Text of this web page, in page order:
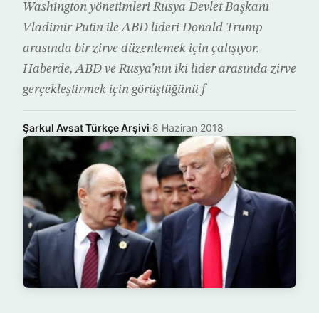
Washington yönetimleri Rusya Devlet Başkanı
Vladimir Putin ile ABD lideri Donald Trump
arasında bir zirve düzenlemek için çalışıyor.
Haberde, ABD ve Rusya’nın iki lider arasında zirve
gerçekleştirmek için görüştüğünü f
Şarkul Avsat Türkçe Arşivi·8 Haziran 2018